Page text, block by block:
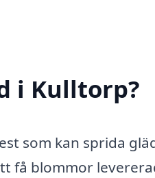
i Kulltorp?
som kan sprida
få blommor